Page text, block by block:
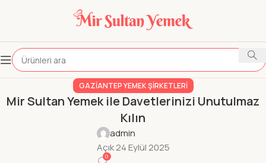
GAZIANTEP YEMEK ŞIRKETLERI
Mir Sultan Yemek ile Davetlerinizi Unutulmaz
Kılın
admin
Açık 24 Eylül 2025
0